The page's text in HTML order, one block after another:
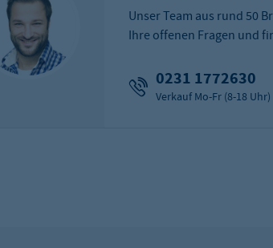
Unser Team aus rund 50
Ihre offenen Fragen und
0231 1772630
Verkauf Mo-Fr (8-18 Uhr)